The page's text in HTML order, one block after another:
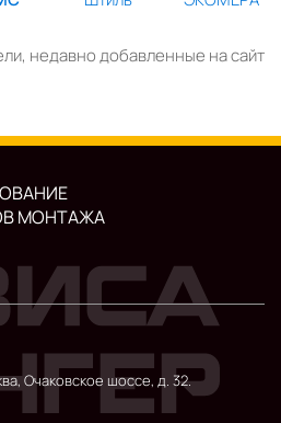
недавно добавленные на сайт
МОНТАЖА
Очаковское шоссе, д. 32.